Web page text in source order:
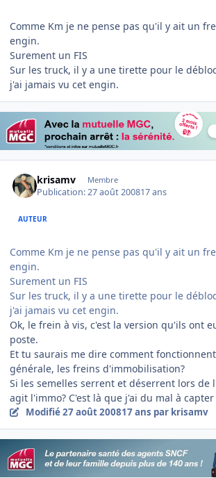
Comme Km je ne pense pas qu'il y ait un
engin.
Surement un FIS
Sur les truck, il y a une tirette pour le
j'ai jamais vu cet engin.
krisamv Membre
Publication:27 août 200817 ans
AUTEUR
Comme Km je ne pense pas qu'il y ait un
engin.
Surement un FIS
Sur les truck, il y a une tirette pour le
j'ai jamais vu cet engin.
Ok, le frein à vis, c'est la version qu'ils ont
poste.
Et tu saurais me dire comment
générale, les freins d'immobilisation?
Si les semelles serrent et déserrent lors de
agit l'immo? C'est là que j'ai du mal à
Modifié27 août 200817 ans par krisamv